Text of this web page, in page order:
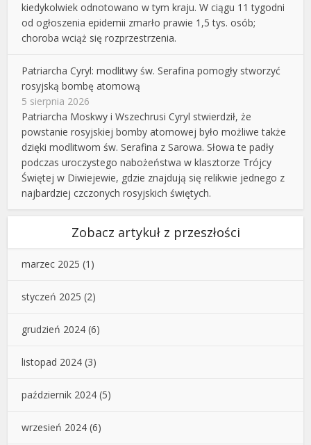
kiedykolwiek odnotowano w tym kraju. W ciągu 11 tygodni
od ogłoszenia epidemii zmarło prawie 1,5 tys. osób;
choroba wciąż się rozprzestrzenia.
Patriarcha Cyryl: modlitwy św. Serafina pomogły stworzyć
rosyjską bombę atomową
5 sierpnia 2026
Patriarcha Moskwy i Wszechrusi Cyryl stwierdził, że
powstanie rosyjskiej bomby atomowej było możliwe także
dzięki modlitwom św. Serafina z Sarowa. Słowa te padły
podczas uroczystego nabożeństwa w klasztorze Trójcy
Świętej w Diwiejewie, gdzie znajdują się relikwie jednego z
najbardziej czczonych rosyjskich świętych.
Zobacz artykuł z przeszłości
marzec 2025 (1)
styczeń 2025 (2)
grudzień 2024 (6)
listopad 2024 (3)
październik 2024 (5)
wrzesień 2024 (6)